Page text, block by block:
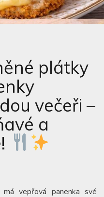
plátky
večeři –
a
má vepřová panenka své